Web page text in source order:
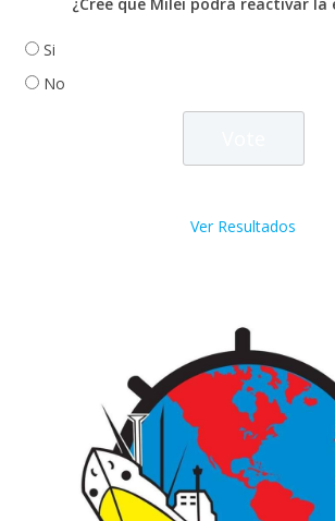
¿Cree que Milei podrá reactivar la
Si
No
Ver Resultados